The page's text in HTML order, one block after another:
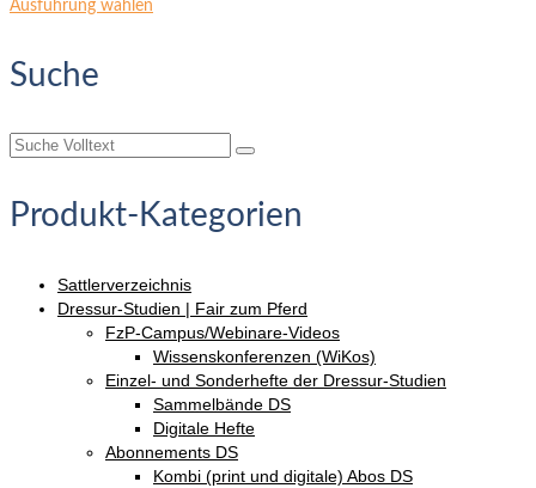
Ausführung wählen
auf
gewählt
werden
Suche
Suche
Produkt-Kategorien
Sattlerverzeichnis
Dressur-Studien | Fair zum Pferd
FzP-Campus/Webinare-Videos
Wissenskonferenzen (WiKos)
Einzel- und Sonderhefte der Dressur-Studien
Sammelbände DS
Digitale Hefte
Abonnements DS
Kombi (print und digitale) Abos DS